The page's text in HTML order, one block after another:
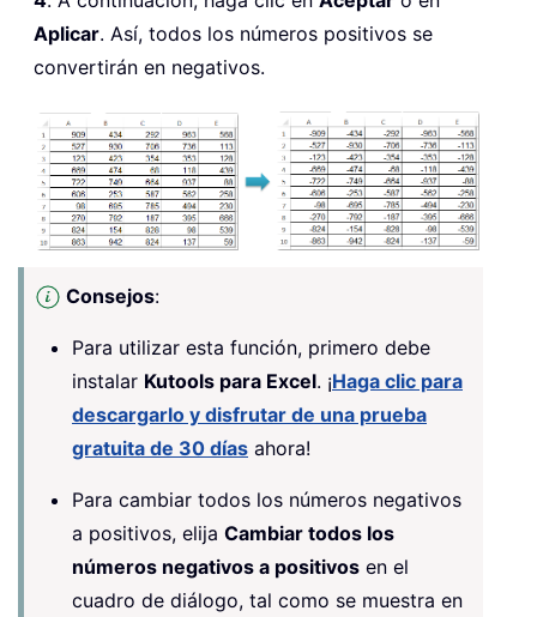
Aplicar. Así, todos los números positivos se
convertirán en negativos.
Consejos:
Para utilizar esta función, primero debe
instalar Kutools para Excel. ¡Haga clic para
descargarlo y disfrutar de una prueba
gratuita de 30 días ahora!
Para cambiar todos los números negativos
a positivos, elija Cambiar todos los
números negativos a positivos en el
cuadro de diálogo, tal como se muestra en